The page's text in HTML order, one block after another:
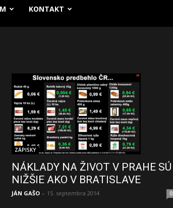
KONTAKT
ZÁPISKY
NÁKLADY NA ŽIVOT V PRAHE SÚ
NIŽŠIE AKO V BRATISLAVE
JÁN GAŠO - 15. septembra 2014 0